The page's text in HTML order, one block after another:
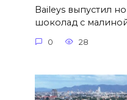
Baileys выпустил
шоколад с
0 28